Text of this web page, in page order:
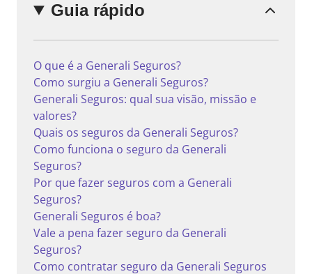
Guia rápido
O que é a Generali Seguros?
Como surgiu a Generali Seguros?
Generali Seguros: qual sua visão, missão e
valores?
Quais os seguros da Generali Seguros?
Como funciona o seguro da Generali
Seguros?
Por que fazer seguros com a Generali
Seguros?
Generali Seguros é boa?
Vale a pena fazer seguro da Generali
Seguros?
Como contratar seguro da Generali Seguros